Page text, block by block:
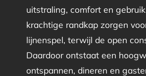
uitstraling, comfort en
krachtige randkap zorgen
lijnenspel, terwijl de open
Daardoor ontstaat een
ontspannen, dineren en